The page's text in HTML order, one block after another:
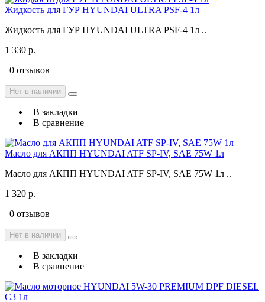
Жидкость для ГУР HYUNDAI ULTRA PSF-4 1л
Жидкость для ГУР HYUNDAI ULTRA PSF-4 1л ..
1 330 р.
0 отзывов
Нет в наличии
В закладки
В сравнение
Масло для АКПП HYUNDAI ATF SP-IV, SAE 75W 1л
Масло для АКПП HYUNDAI ATF SP-IV, SAE 75W 1л ..
1 320 р.
0 отзывов
Нет в наличии
В закладки
В сравнение